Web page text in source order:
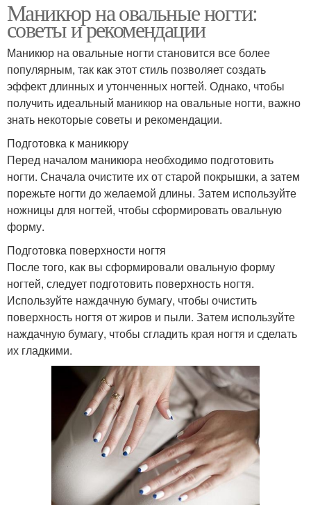
Маникюр на овальные ногти:
советы и рекомендации
Маникюр на овальные ногти становится все более
популярным, так как этот стиль позволяет создать
эффект длинных и утонченных ногтей. Однако, чтобы
получить идеальный маникюр на овальные ногти, важно
знать некоторые советы и рекомендации.
Подготовка к маникюру
Перед началом маникюра необходимо подготовить
ногти. Сначала очистите их от старой покрышки, а затем
порежьте ногти до желаемой длины. Затем используйте
ножницы для ногтей, чтобы сформировать овальную
форму.
Подготовка поверхности ногтя
После того, как вы сформировали овальную форму
ногтей, следует подготовить поверхность ногтя.
Используйте наждачную бумагу, чтобы очистить
поверхность ногтя от жиров и пыли. Затем используйте
наждачную бумагу, чтобы сгладить края ногтя и сделать
их гладкими.